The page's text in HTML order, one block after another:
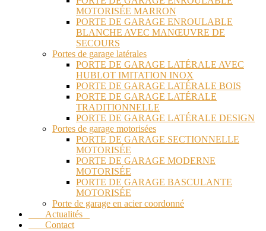
MOTORISÉE MARRON
PORTE DE GARAGE ENROULABLE
BLANCHE AVEC MANŒUVRE DE
SECOURS
Portes de garage latérales
PORTE DE GARAGE LATÉRALE AVEC
HUBLOT IMITATION INOX
PORTE DE GARAGE LATÉRALE BOIS
PORTE DE GARAGE LATÉRALE
TRADITIONNELLE
PORTE DE GARAGE LATÉRALE DESIGN
Portes de garage motorisées
PORTE DE GARAGE SECTIONNELLE
MOTORISÉE
PORTE DE GARAGE MODERNE
MOTORISÉE
PORTE DE GARAGE BASCULANTE
MOTORISÉE
Porte de garage en acier coordonné
Actualités
Contact